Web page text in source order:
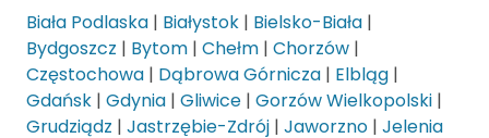
Biała Podlaska | Białystok | Bielsko-Biała |
Bydgoszcz | Bytom | Chełm | Chorzów |
Częstochowa | Dąbrowa Górnicza | Elbląg |
Gdańsk | Gdynia | Gliwice | Gorzów Wielkopolski |
Grudziądz | Jastrzębie-Zdrój | Jaworzno | Jelenia